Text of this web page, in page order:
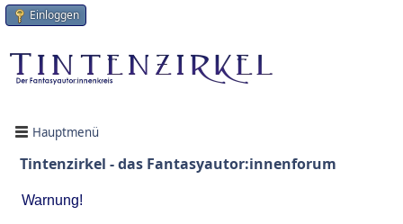
Einloggen
Hauptmenü
Tintenzirkel - das Fantasyautor:innenforum
Warnung!